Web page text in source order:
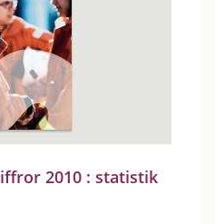
2010 : statistik